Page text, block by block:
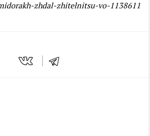
zhdal-zhitelnitsu-vo-1138611